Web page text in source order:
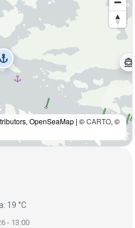
anchor directions_boat
OpenSeaMap | ©CARTO, ©
19 °C
- 13:00